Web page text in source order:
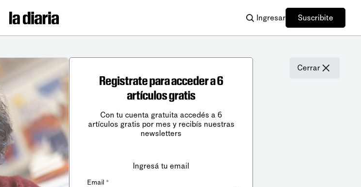
Ingresar Suscribite
Cerrar
Registrate para acceder a 6
artículos gratis
Con tu cuenta gratuita accedés a 6
artículos gratis por mes y recibís nuestras
newsletters
Ingresá tu email
Email *